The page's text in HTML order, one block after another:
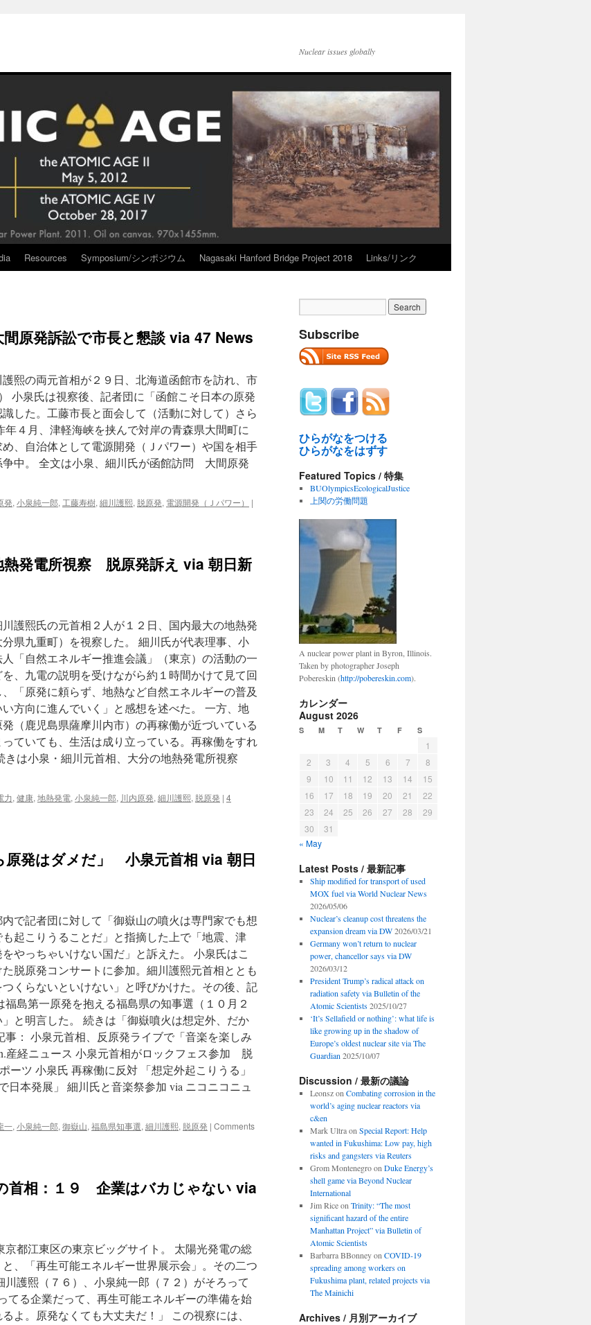
Nuclear issues globally
Resources Symposium/シンポジウム Nagasaki Hanford Bridge Project 2018 Links/リンク
原発訴訟で市長と懇談 via 47 News
熙の両元首相が２９日、北海道函館市を訪れ、市
小泉氏は視察後、記者団に「函館こそ日本の原発
した。工藤市長と面会して（活動に対して）さら
４月、津軽海峡を挟んで対岸の青森県大間町に
、自治体として電源開発（Ｊパワー）や国を相手
中。 全文は小泉、細川氏が函館訪問 大間原発
発, 小泉純一郎, 工藤寿樹, 細川護熙, 脱原発, 電源開発（Ｊパワー）
|
熱発電所視察 脱原発訴え via 朝日新
護熙氏の元首相２人が１２日、国内最大の地熱発
県九重町）を視察した。 細川氏が代表理事、小
「自然エネルギー推進会議」（東京）の活動の一
、九電の説明を受けながら約１時間かけて見て回
「原発に頼らず、地熱など自然エネルギーの普及
方向に進んでいく」と感想を述べた。 一方、地
（鹿児島県薩摩川内市）の再稼働が近づいている
ていても、生活は成り立っている。再稼働をすれ
きは小泉・細川元首相、大分の地熱発電所視察
力, 健康, 地熱発電, 小泉純一郎, 川内原発, 細川護熙, 脱原発 | 4
原発はダメだ」 小泉元首相 via 朝日
で記者団に対して「御嶽山の噴火は専門家でも想
起こりうることだ」と指摘した上で「地震、津
やっちゃいけない国だ」と訴えた。 小泉氏はこ
脱原発コンサートに参加。細川護熙元首相ととも
くらないといけない」と呼びかけた。その後、記
島第一原発を抱える福島県の知事選（１０月２
と明言した。 続きは「御嶽噴火は想定外、だか
： 小泉元首相、反原発ライブで「音楽を楽しみ
産経ニュース 小泉元首相がロックフェス参加 脱
ーツ 小泉氏 再稼働に反対 「想定外起こりうる」
日本発展」 細川氏と音楽祭参加 via ニコニコニュ
一, 小泉純一郎, 御嶽山, 福島県知事選, 細川護熙, 脱原発 | Comments
首相：１９ 企業はバカじゃない via
京都江東区の東京ビッグサイト。 太陽光発電の総
、「再生可能エネルギー世界展示会」。その二つ
護熙（７６）、小泉純一郎（７２）がそろって
てる企業だって、再生可能エネルギーの準備を始
よ。原発なくても大丈夫だ！」 この視察には、
Subscribe
ひらがなをつける
ひらがなをはずす
Featured Topics / 特集
BUOlympicsEcologicalJustice
上関の労働問題
A nuclear power plant in Byron, Illinois.
Taken by photographer Joseph
Pobereskin (http://pobereskin.com).
カレンダー
August 2026
S M T W T F S
1
2
3 4 5 6 7
8
9
10 11 12 13 14
15
16
17 18 19 20 21
22
23
24 25 26 27 28
29
30
31
« May
Latest Posts / 最新記事
Ship modified for transport of used
MOX fuel via World Nuclear News
2026/05/06
Nuclear’s cleanup cost threatens the
expansion dream via DW 2026/03/21
Germany won’t return to nuclear
power, chancellor says via DW
2026/03/12
President Trump’s radical attack on
radiation safety via Bulletin of the
Atomic Scientists 2025/10/27
‘It’s Sellafield or nothing’: what life is
like growing up in the shadow of
Europe’s oldest nuclear site via The
Guardian 2025/10/07
Discussion / 最新の議論
Leonszon Combating corrosion in the
world’s aging nuclear reactors via
c&en
Mark Ultraon Special Report: Help
wanted in Fukushima: Low pay, high
risks and gangsters via Reuters
Grom Montenegroon Duke Energy’s
shell game via Beyond Nuclear
International
Jim Riceon Trinity: “The most
significant hazard of the entire
Manhattan Project” via Bulletin of
Atomic Scientists
Barbarra BBonneyon COVID-19
spreading among workers on
Fukushima plant, related projects via
The Mainichi
Archives / 月別アーカイブ